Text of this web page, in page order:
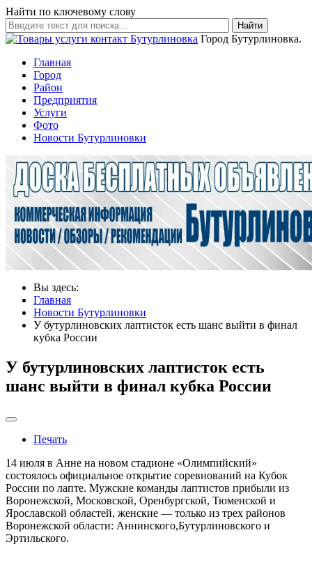
Найти по ключевому слову
Найти
Город Бутурлиновка.
Главная
Город
Район
Предприятия
Услуги
Фото
Новости Бутурлиновки
Вы здесь:
Главная
Новости Бутурлиновки
У бутурлиновских лаптисток есть шанс выйти в финал
кубка России
У бутурлиновских лаптисток есть
шанс выйти в финал кубка России
Печать
14 июля в Анне на новом стадионе «Олимпийский»
состоялось официальное открытие соревнований на Кубок
России по лапте. Мужские команды лаптистов прибыли из
Воронежской, Московской, Оренбургской, Тюменской и
Ярославской областей, женские — только из трех районов
Воронежской области: Аннинского,Бутурлиновского и
Эртильского.